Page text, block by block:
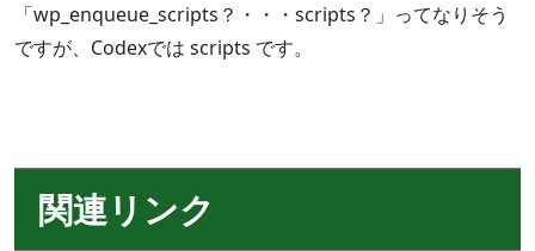
「wp_enqueue_scripts？・・・scripts？」ってなりそう
ですが、Codexでは scripts です。
関連リンク